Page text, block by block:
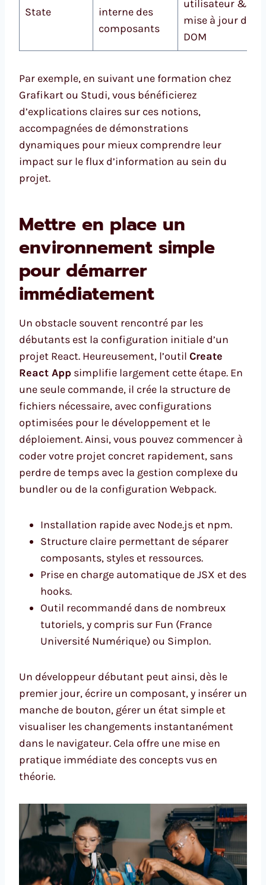
State
interne des
composants
utilisateur &
mise à jour du
DOM
Par exemple, en suivant une formation chez
Grafikart ou Studi, vous bénéficierez
d’explications claires sur ces notions,
accompagnées de démonstrations
dynamiques pour mieux comprendre leur
impact sur le flux d’information au sein du
projet.
Mettre en place un
environnement simple
pour démarrer
immédiatement
Un obstacle souvent rencontré par les
débutants est la configuration initiale d’un
projet React. Heureusement, l’outil Create
React App simplifie largement cette étape. En
une seule commande, il crée la structure de
fichiers nécessaire, avec configurations
optimisées pour le développement et le
déploiement. Ainsi, vous pouvez commencer à
coder votre projet concret rapidement, sans
perdre de temps avec la gestion complexe du
bundler ou de la configuration Webpack.
Installation rapide avec Node.js et npm.
Structure claire permettant de séparer
composants, styles et ressources.
Prise en charge automatique de JSX et des
hooks.
Outil recommandé dans de nombreux
tutoriels, y compris sur Fun (France
Université Numérique) ou Simplon.
Un développeur débutant peut ainsi, dès le
premier jour, écrire un composant, y insérer un
manche de bouton, gérer un état simple et
visualiser les changements instantanément
dans le navigateur. Cela offre une mise en
pratique immédiate des concepts vus en
théorie.